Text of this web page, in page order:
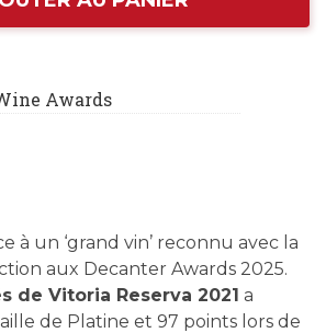
Awards
à un ‘grand vin’ reconnu avec la
aux Decanter Awards 2025.
de Vitoria Reserva 2021 a
de Platine et 97 points lors de